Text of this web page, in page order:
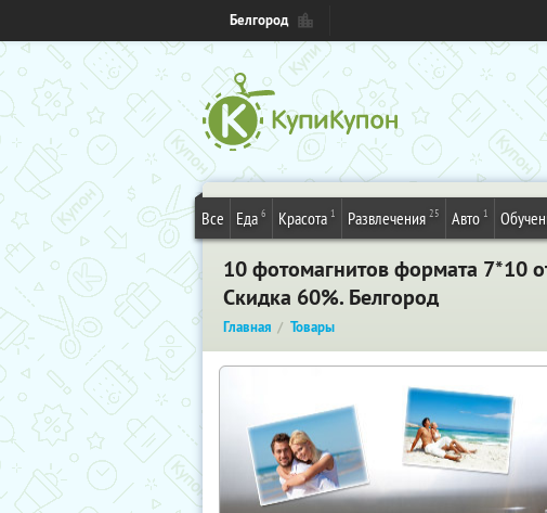
Белгород
Все Еда 6 Красота 1 Развлечения 25 Авто 1
10 фотомагнитов формата 7*10
Скидка 60%. Белгород
Главная Товары